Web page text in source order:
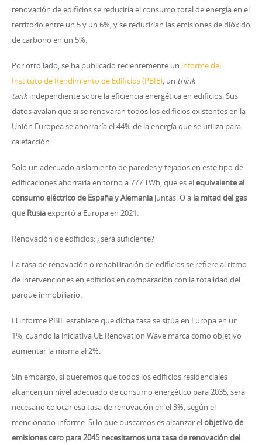
renovación de edificios se reduciría el consumo total de energía en el
territorio entre un 5 y un 6%, y se reducirían las emisiones de dióxido
de carbono en un 5%.
Por otro lado, se ha publicado recientemente un informe del
Instituto de Rendimiento de Edificios (PBIE), un think
tankindependiente sobre la eficiencia energética en edificios. Sus
datos avalan que si se renovaran todos los edificios existentes en la
Unión Europea se ahorraría el 44% de la energía que se utiliza para
calefacción.
Solo un adecuado aislamiento de paredes y tejados en este tipo de
edificaciones ahorraría en torno a 777 TWh, que es elequivalente al
consumo eléctrico de España y Alemania juntas. O a la mitad del gas
que Rusiaexportó a Europa en 2021.
Renovación de edificios: ¿será suficiente?
La tasa de renovación o rehabilitación de edificios se refiere al ritmo
de intervenciones en edificios en comparación con la totalidad del
parque inmobiliario.
El informe PBIE establece que dicha tasa se sitúa en Europa en un
1%, cuando la iniciativa UE Renovation Wave marca como objetivo
aumentar la misma al 2%.
Sin embargo, si queremos que todos los edificios residenciales
alcancen un nivel adecuado de consumo energético para 2035, será
necesario colocar esa tasa de renovación en el 3%, según el
mencionado informe. Si lo que buscamos es alcanzar elobjetivo de
emisiones cero para 2045 necesitamos una tasa de renovación del